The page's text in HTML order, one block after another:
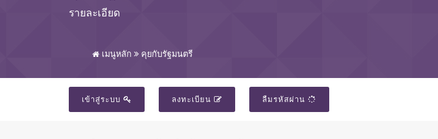
รายละเอียด
เมนูหลัก คุยกับรัฐมนตรี
เข้าสู่ระบบ ลงทะเบียน ลืมรหัสผ่าน